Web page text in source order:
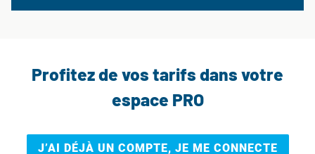
Profitez de vos tarifs dans votre
espace PRO
J’AI DÉJÀ UN COMPTE, JE ME CONNECTE